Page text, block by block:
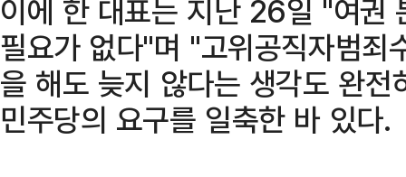
이에 한 대표는 지난 26일 "여권
필요가 없다"며 "고위공직자범죄
을 해도 늦지 않다는 생각도 완
민주당의 요구를 일축한 바 있다.